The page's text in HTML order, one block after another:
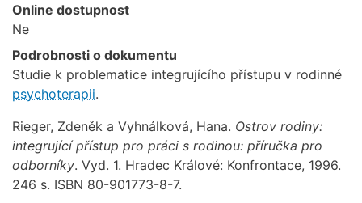
Online dostupnost
Ne
Podrobnosti o dokumentu
Studie k problematice integrujícího přístupu v rodinné
psychoterapii.
Rieger, Zdeněk a Vyhnálková, Hana. Ostrov rodiny:
integrující přístup pro práci s rodinou: příručka pro
odborníky. Vyd. 1. Hradec Králové: Konfrontace, 1996.
246 s. ISBN 80-901773-8-7.